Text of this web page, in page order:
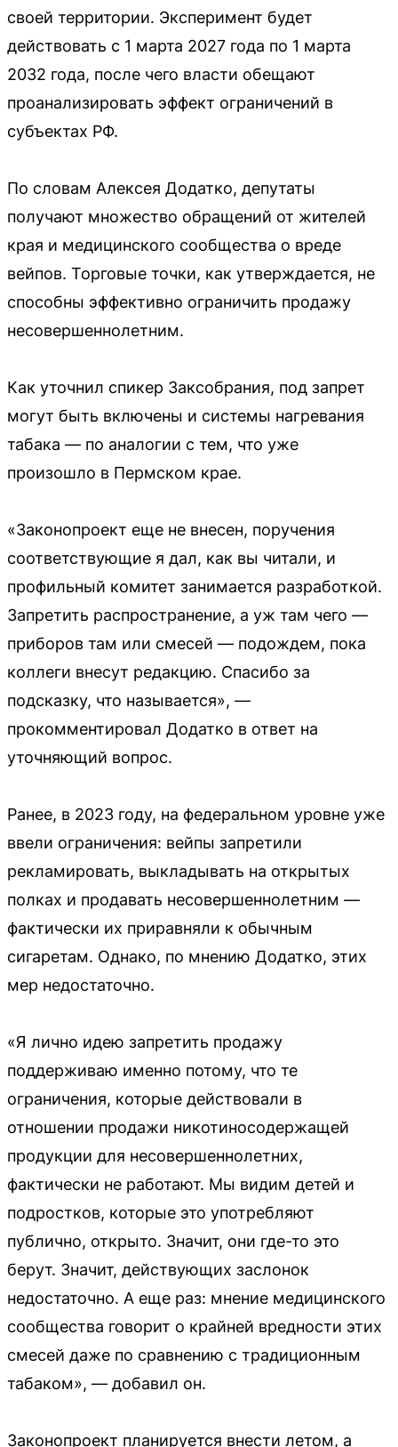
своей территории. Эксперимент будет
действовать с 1 марта 2027 года по 1 марта
2032 года, после чего власти обещают
проанализировать эффект ограничений в
субъектах РФ.
По словам Алексея Додатко, депутаты
получают множество обращений от жителей
края и медицинского сообщества о вреде
вейпов. Торговые точки, как утверждается, не
способны эффективно ограничить продажу
несовершеннолетним.
Как уточнил спикер Заксобрания, под запрет
могут быть включены и системы нагревания
табака — по аналогии с тем, что уже
произошло в Пермском крае.
«Законопроект еще не внесен, поручения
соответствующие я дал, как вы читали, и
профильный комитет занимается разработкой.
Запретить распространение, а уж там чего —
приборов там или смесей — подождем, пока
коллеги внесут редакцию. Спасибо за
подсказку, что называется», —
прокомментировал Додатко в ответ на
уточняющий вопрос.
Ранее, в 2023 году, на федеральном уровне уже
ввели ограничения: вейпы запретили
рекламировать, выкладывать на открытых
полках и продавать несовершеннолетним —
фактически их приравняли к обычным
сигаретам. Однако, по мнению Додатко, этих
мер недостаточно.
«Я лично идею запретить продажу
поддерживаю именно потому, что те
ограничения, которые действовали в
отношении продажи никотиносодержащей
продукции для несовершеннолетних,
фактически не работают. Мы видим детей и
подростков, которые это употребляют
публично, открыто. Значит, они где-то это
берут. Значит, действующих заслонок
недостаточно. А еще раз: мнение медицинского
сообщества говорит о крайней вредности этих
смесей даже по сравнению с традиционным
табаком», — добавил он.
Законопроект планируется внести летом, а